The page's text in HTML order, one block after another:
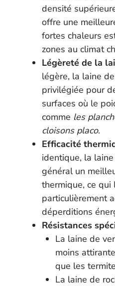
densité
offre une
fortes chaleurs
zones au climat
Légèreté de la
légère, la laine
privilégiée pour
surfaces où le
comme les
cloisons placo.
Efficacité
identique, la
général un
thermique, ce qui
particulièrement
déperditions
Résistances
La laine de
moins
que les
La laine de